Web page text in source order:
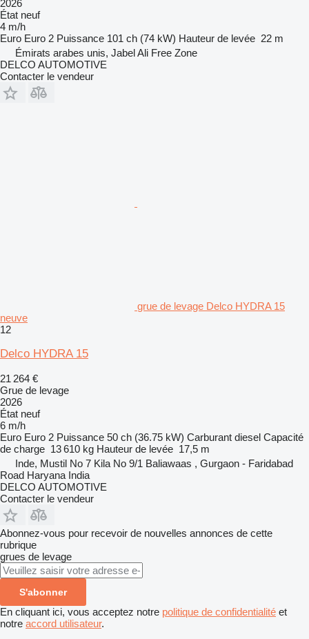
2026
État neuf
4 m/h
Euro Euro 2 Puissance 101 ch (74 kW) Hauteur de levée 22 m
Émirats arabes unis, Jabel Ali Free Zone
DELCO AUTOMOTIVE
Contacter le vendeur
grue de levage Delco HYDRA 15
neuve
12
Delco HYDRA 15
21 264 €
Grue de levage
2026
État neuf
6 m/h
Euro Euro 2 Puissance 50 ch (36.75 kW) Carburant diesel Capacité
de charge 13 610 kg Hauteur de levée 17,5 m
Inde, Mustil No 7 Kila No 9/1 Baliawaas , Gurgaon - Faridabad
Road Haryana India
DELCO AUTOMOTIVE
Contacter le vendeur
Abonnez-vous pour recevoir de nouvelles annonces de cette
rubrique
grues de levage
S'abonner
En cliquant ici, vous acceptez notre politique de confidentialité et
notre accord utilisateur.